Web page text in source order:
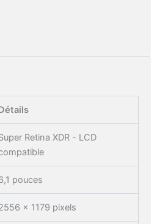
Retina XDR - LCD
pouces
x 1179 pixels